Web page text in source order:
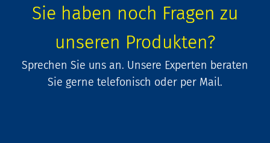
Sie haben noch Fragen zu
unseren Produkten?
Sprechen Sie uns an. Unsere Experten beraten
Sie gerne telefonisch oder per Mail.